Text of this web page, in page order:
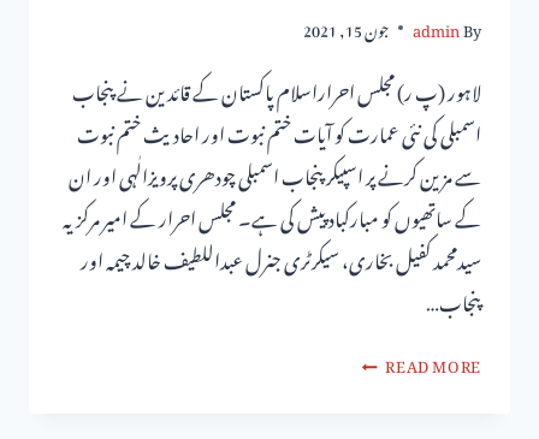
By
admin جون 15, 2021
لاہور (پ ر) مجلس احراراسلام پاکستان کے قائدین نے پنجاب
اسمبلی کی نئی عمارت کو آیات ختم نبوت اور احادیث ختم نبوت
سے مزین کرنے پر اسپیکر پنجاب اسمبلی چودھری پرویزالٰہی اور ان
کے ساتھیوں کو مبارکباد پیش کی ہے۔ مجلس احرار کے امیر مرکزیہ
سیدمحمد کفیل بخاری، سیکرٹری جنرل عبداللطیف خالد چیمہ اور
پنجاب…
READ MORE